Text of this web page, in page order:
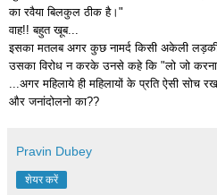
का रवैया बिलकुल ठीक है। "
वाह!!बहुत खूब...
इसका मतलब अगर कुछ नामर्द किसी अकेली लड़की
उसका विरोध न करके उनसे कहे कि "लो जो
अगर महिलाये ही महिलायों के प्रति ऐसी सोच
और जनांदोलनो का??
Pravin Dubey
शेयर करें